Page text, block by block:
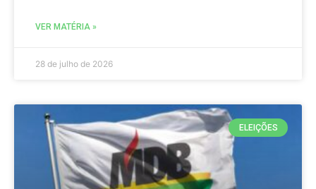
VER MATÉRIA »
28 de julho de 2026
ELEIÇÕES